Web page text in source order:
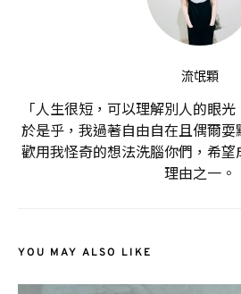
流氓顆
「人生很短，可以理解別人的眼光
於是乎，我過著自由自在且偶爾
歡用我怪奇的想法洗腦你們，希
理由之一。
YOU MAY ALSO LIKE